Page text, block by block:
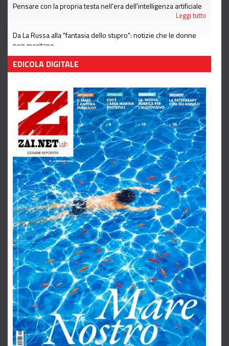
Pensare con la propria testa nell'era dell'intelligenza artificiale
Leggi tutto
Da La Russa alla "fantasia dello stupro": notizie che le donne
non meritano
Leggi tutto
EDICOLA DIGITALE